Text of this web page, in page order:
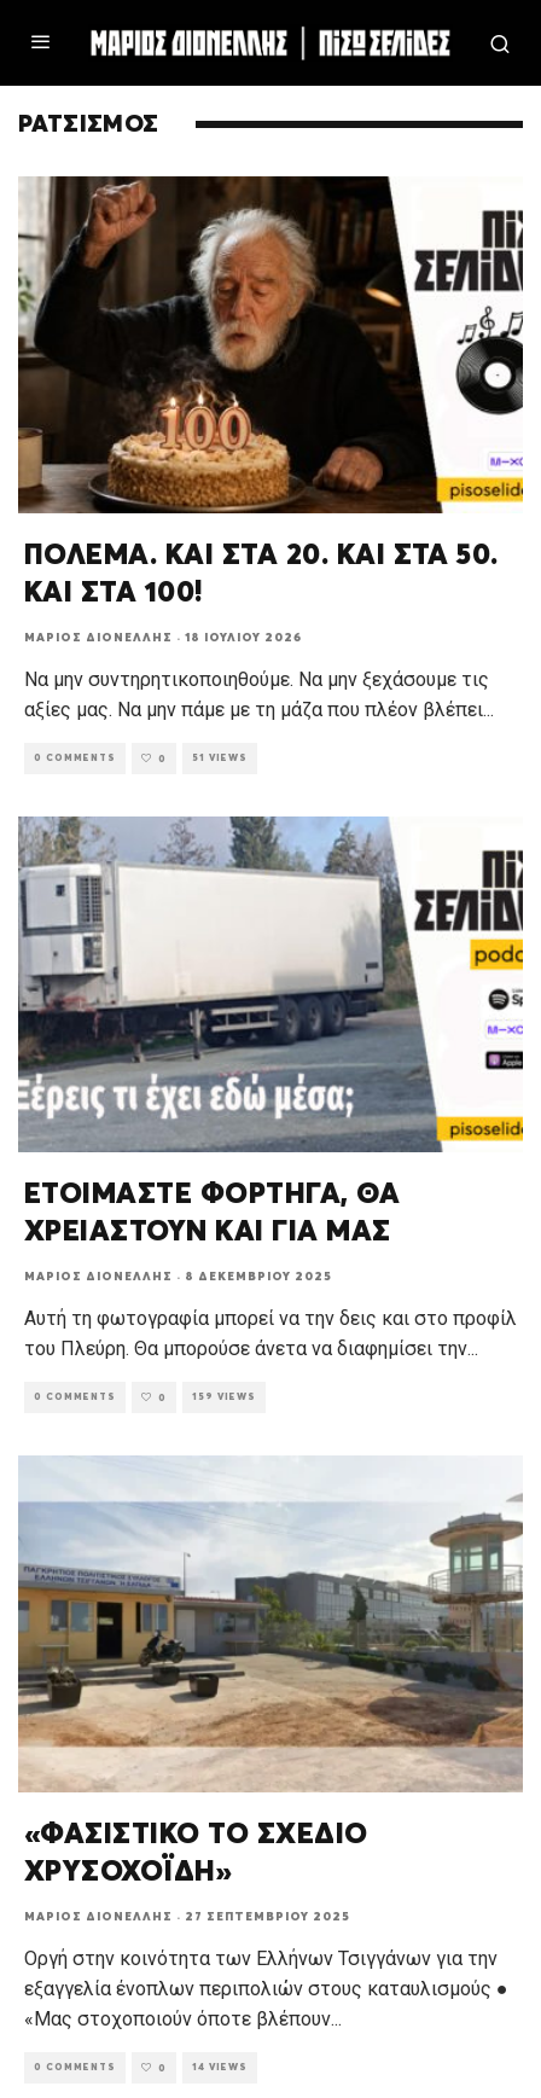
ΡΑΤΣΙΣΜΟΣ
ΠΟΛΈΜΑ. ΚΑΙ ΣΤΑ 20. ΚΑΙ ΣΤΑ 50.
ΚΑΙ ΣΤΑ 100!
ΜΆΡΙΟΣ ΔΙΟΝΈΛΛΗΣ · 18 ΙΟΥΛΊΟΥ 2026
Να μην συντηρητικοποιηθούμε. Να μην ξεχάσουμε τις
αξίες μας. Να μην πάμε με τη μάζα που πλέον βλέπει...
0 COMMENTS 0 51 VIEWS
ΕΤΟΙΜΑΣΤΕ ΦΟΡΤΗΓΑ, ΘΑ
ΧΡΕΙΑΣΤΟΥΝ ΚΑΙ ΓΙΑ ΜΑΣ
ΜΆΡΙΟΣ ΔΙΟΝΈΛΛΗΣ · 8 ΔΕΚΕΜΒΡΊΟΥ 2025
Αυτή τη φωτογραφία μπορεί να την δεις και στο προφίλ
του Πλεύρη. Θα μπορούσε άνετα να διαφημίσει την...
0 COMMENTS 0 159 VIEWS
«ΦΑΣΙΣΤΙΚΟ ΤΟ ΣΧΕΔΙΟ
ΧΡΥΣΟΧΟΪΔΗ»
ΜΆΡΙΟΣ ΔΙΟΝΈΛΛΗΣ · 27 ΣΕΠΤΕΜΒΡΊΟΥ 2025
Οργή στην κοινότητα των Ελλήνων Τσιγγάνων για την
εξαγγελία ένοπλων περιπολιών στους καταυλισμούς ●
«Μας στοχοποιούν όποτε βλέπουν...
0 COMMENTS 0 14 VIEWS